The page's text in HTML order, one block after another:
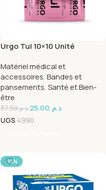
Urgo Tul 10×10 Unité
Matériel médical et
accessoires, Bandes et
pansements, Santé et Bien-
être
د.م.37.50 د.م.25.00
UGS 4990
-35%